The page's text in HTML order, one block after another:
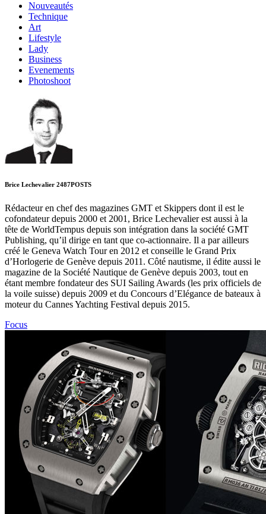
Nouveautés
Technique
Art
Lifestyle
Lady
Business
Evenements
Photoshoot
Brice Lechevalier 2487POSTS
Rédacteur en chef des magazines GMT et Skippers dont il est le
cofondateur depuis 2000 et 2001, Brice Lechevalier est aussi à la
tête de WorldTempus depuis son intégration dans la société GMT
Publishing, qu’il dirige en tant que co-actionnaire. Il a par ailleurs
créé le Geneva Watch Tour en 2012 et conseille le Grand Prix
d’Horlogerie de Genève depuis 2011. Côté nautisme, il édite aussi le
magazine de la Société Nautique de Genève depuis 2003, tout en
étant membre fondateur des SUI Sailing Awards (les prix officiels de
la voile suisse) depuis 2009 et du Concours d’Elégance de bateaux à
moteur du Cannes Yachting Festival depuis 2015.
Focus